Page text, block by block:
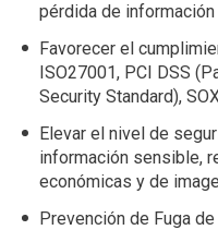
pérdida de
Favorecer el
ISO27001, PCI DSS
Security Standard),
Elevar el nivel de
información sensible,
económicas y de
Prevención de Fuga